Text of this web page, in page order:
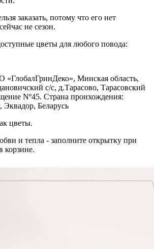
заказать, потому что его нет
не сезон.
цветы для любого повода:
Минская область,
с/с, д.Тарасово, Тарасовский
Nº45. Страна проихождения:
Беларусь
цветы.
и тепла - заполните открытку при
корзине.